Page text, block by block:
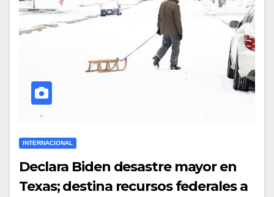
INTERNACIONAL
Declara Biden desastre mayor en
Texas; destina recursos federales a